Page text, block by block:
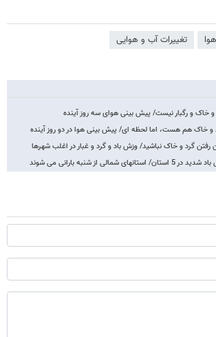
تغییرات آب و هوایی
و خاک و رگبار نیست/ پیش بینی هوای سه روز آینده
و خاک هم هست، اما لحظه ای/ پیش بینی هوا در دو روز آینده
رفتن گرد و خاک نباشید/ وزش باد و گرد و غبار در اغلب شهرها
شمالی از شنبه بارانی می شوند